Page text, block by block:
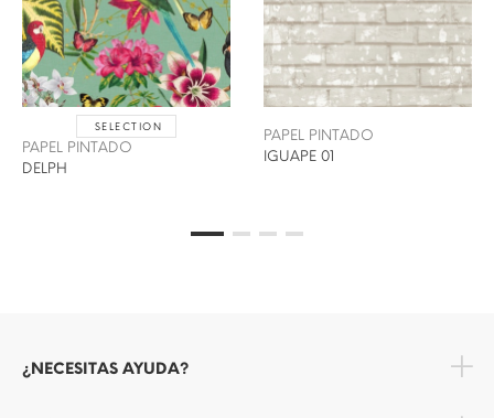
SELECTION
PAPEL PINTADO
DELPH
PAPEL PINTADO
IGUAPE 01
¿NECESITAS AYUDA?